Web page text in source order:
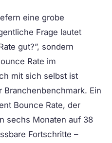
eine grobe
Frage lautet
gut?”, sondern
Rate im
mit sich selbst ist
Branchenbenchmark. Ein
Bounce Rate, der
sechs Monaten auf 38
Fortschritte –